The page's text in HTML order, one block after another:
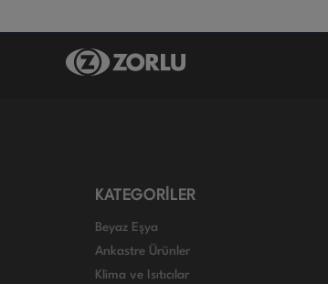
KATEGORİLER
Beyaz Eşya
Ankastre Ürünler
Klima ve Isıtıcılar